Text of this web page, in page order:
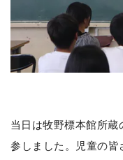
当日は牧野標本館所蔵
参しました。児童の皆